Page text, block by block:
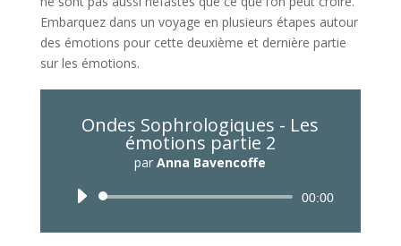
Embarquez dans un voyage en plusieurs étapes autour
des émotions pour cette deuxième et dernière partie
sur les émotions.
Ondes Sophrologiques - Les
émotions partie 2
parAnna Bavencoffe
Lecteur
00:00